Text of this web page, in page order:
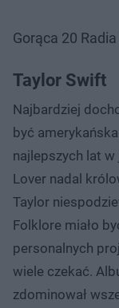
Gorąca 20
Taylor Swift
Najbardziej
być
najlepszych lat
Lover nadal
Taylor
Folklore miało
personalnych
wiele czekać.
zdominował